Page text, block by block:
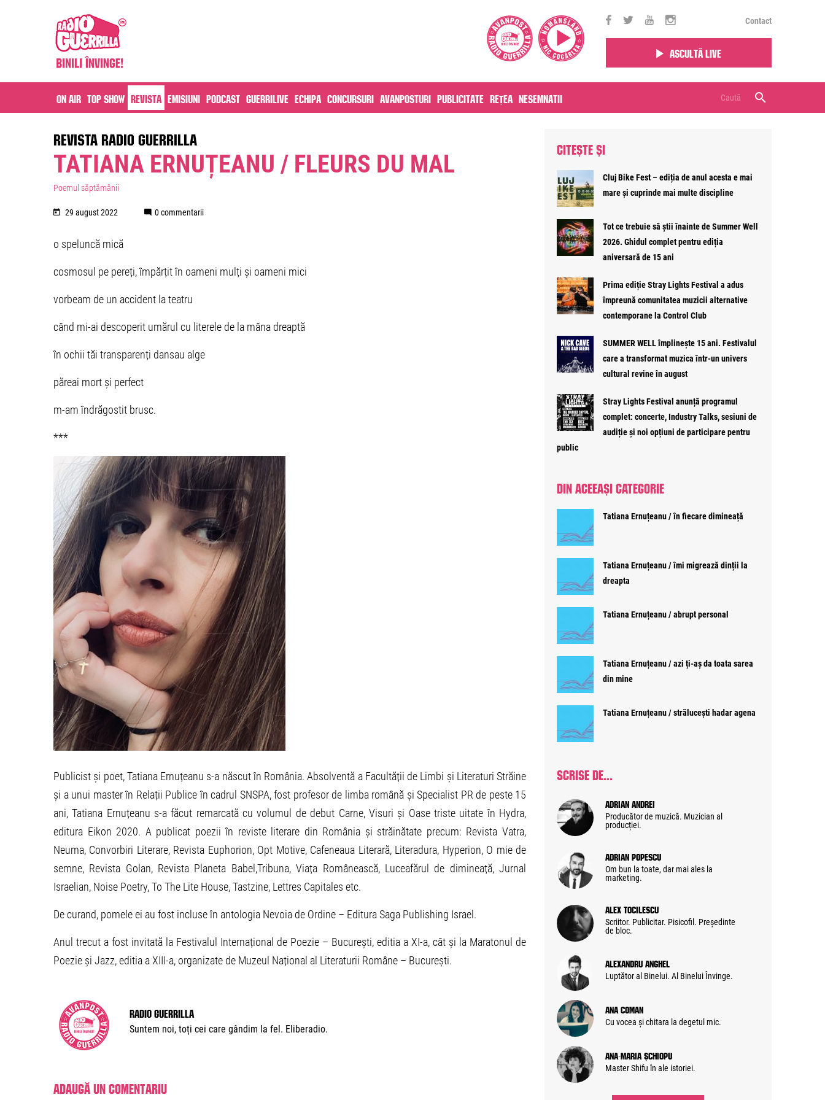
Contact
Ascultă live
On air Top Show Revista Emisiuni Podcast Guerrilive Echipa Concursuri Avanposturi Publicitate Rețea Nesemnatii
REVISTA RADIO GUERRILLA
TATIANA ERNUȚEANU / FLEURS DU MAL
Poemul săptămânii
29 august 2022 0 commentarii
o speluncă mică
cosmosul pe pereți, împărțit în oameni mulți și oameni mici
vorbeam de un accident la teatru
când mi-ai descoperit umărul cu literele de la mâna dreaptă
în ochii tăi transparenți dansau alge
păreai mort și perfect
m-am îndrăgostit brusc.
***
Publicist și poet, Tatiana Ernuțeanu s-a născut în România. Absolventă a Facultății de Limbi și Literaturi Străine
și a unui master în Relații Publice în cadrul SNSPA, fost profesor de limba română și Specialist PR de peste 15
ani, Tatiana Ernuțeanu s-a făcut remarcată cu volumul de debut Carne, Visuri și Oase triste uitate în Hydra,
editura Eikon 2020. A publicat poezii în reviste literare din România și străinătate precum: Revista Vatra,
Neuma, Convorbiri Literare, Revista Euphorion, Opt Motive, Cafeneaua Literară, Literadura, Hyperion, O mie de
semne, Revista Golan, Revista Planeta Babel,Tribuna, Viața Românească, Luceafărul de dimineață, Jurnal
Israelian, Noise Poetry, To The Lite House, Tastzine, Lettres Capitales etc.
De curand, pomele ei au fost incluse în antologia Nevoia de Ordine – Editura Saga Publishing Israel.
Anul trecut a fost invitată la Festivalul Internațional de Poezie – București, editia a XI-a, cât și la Maratonul de
Poezie și Jazz, editia a XIII-a, organizate de Muzeul Național al Literaturii Române – București.
Radio Guerrilla
Suntem noi, toți cei care gândim la fel. Eliberadio.
Adaugă un comentariu
CITEȘTE ȘI
Cluj Bike Fest – ediția de anul acesta e mai
mare și cuprinde mai multe discipline
Tot ce trebuie să știi înainte de Summer Well
2026. Ghidul complet pentru ediția
aniversară de 15 ani
Prima ediție Stray Lights Festival a adus
împreună comunitatea muzicii alternative
contemporane la Control Club
SUMMER WELL împlinește 15 ani. Festivalul
care a transformat muzica într-un univers
cultural revine în august
Stray Lights Festival anunță programul
complet: concerte, Industry Talks, sesiuni de
audiție și noi opțiuni de participare pentru
public
DIN ACEEAȘI CATEGORIE
Tatiana Ernuțeanu / în fiecare dimineață
Tatiana Ernuțeanu / îmi migrează dinții la
dreapta
Tatiana Ernuțeanu / abrupt personal
Tatiana Ernuțeanu / azi ți-aș da toata sarea
din mine
Tatiana Ernuțeanu / strălucești hadar agena
SCRISE DE...
Adrian Andrei
Producător de muzică. Muzician al
producției.
Adrian Popescu
Om bun la toate, dar mai ales la
marketing.
Alex Tocilescu
Scriitor. Publicitar. Pisicofil. Președinte
de bloc.
Alexandru Anghel
Luptător al Binelui. Al Binelui Învinge.
Ana Coman
Cu vocea și chitara la degetul mic.
Ana-Maria Șchiopu
Master Shifu în ale istoriei.